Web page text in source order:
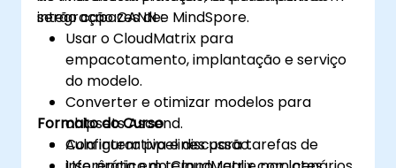
integração CANN e MindSpore.
serão capazes de:
Usar o CloudMatrix para
empacotamento, implantação e serviço
do modelo.
Converter e otimizar modelos para
chipsets Ascend.
Configurar pipelines para tarefas de
Formato do Curso
Aula interativa e discussão.